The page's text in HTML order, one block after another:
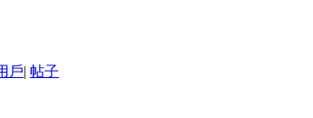
戶| 帖子